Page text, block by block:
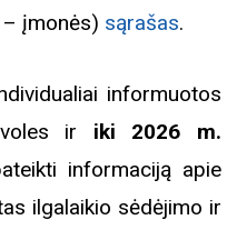
įmonės) sąrašas.
informuotos
ir iki 2026 m.
informaciją apie
ilgalaikio sėdėjimo ir